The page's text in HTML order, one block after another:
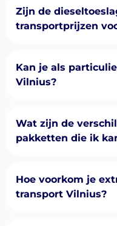
Zijn de
transportprijzen
Kan je als
Vilnius?
Wat zijn de
pakketten die ik
Hoe voorkom je
transport Vilnius?